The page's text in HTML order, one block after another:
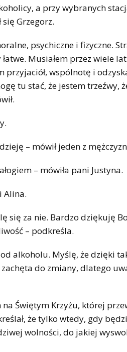
a przy wybranych
Grzegorz.
psychiczne i fizyczne.
Musiałem przez wiele
wspólnotę i
tu stać, że jestem trzeźwy,
– mówił jeden z
– mówiła pani Justyna.
Alina.
się za nie. Bardzo dziękuję
– podkreśla.
alkoholu. Myślę, że dzięki
do zmiany, dlatego
Świętym Krzyżu, której
że tylko wtedy, gdy
wolności, do jakiej